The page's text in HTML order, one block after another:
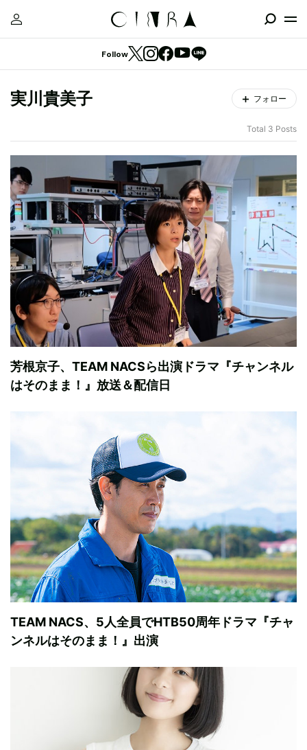
Follow
実川貴美子 フォロー
Total 3 Posts
芳根京子、TEAM NACSら出演ドラマ『チャンネル
はそのまま！』放送＆配信日
TEAM NACS、5人全員でHTB50周年ドラマ『チャ
ンネルはそのまま！』出演